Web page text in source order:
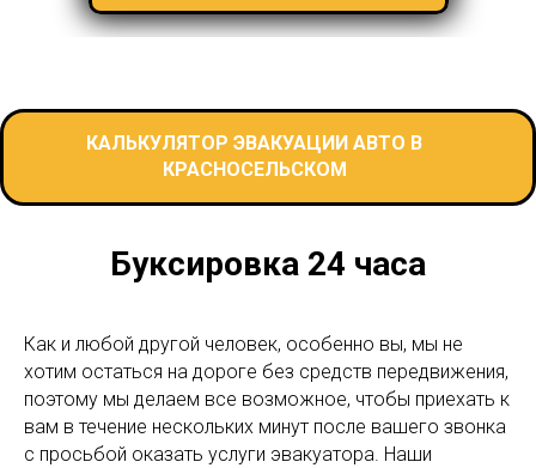
КАЛЬКУЛЯТОР ЭВАКУАЦИИ АВТО В
КРАСНОСЕЛЬСКОМ
Буксировка 24 часа
Как и любой другой человек, особенно вы, мы не
хотим остаться на дороге без средств передвижения,
поэтому мы делаем все возможное, чтобы приехать к
вам в течение нескольких минут после вашего звонка
с просьбой оказать услуги эвакуатора. Наши